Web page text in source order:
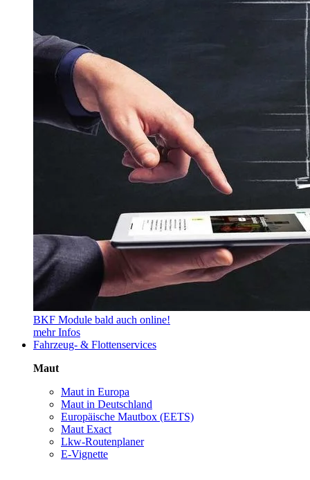
BKF Module bald auch online!
mehr Infos
Fahrzeug- & Flottenservices
Maut
Maut in Europa
Maut in Deutschland
Europäische Mautbox (EETS)
Maut Exact
Lkw-Routenplaner
E-Vignette